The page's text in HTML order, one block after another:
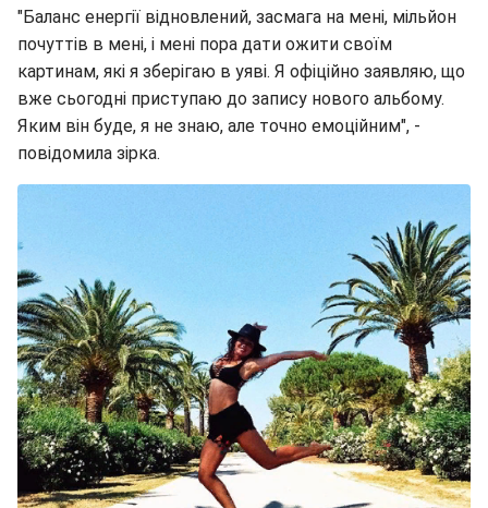
"Баланс енергії відновлений, засмага на мені, мільйон
почуттів в мені, і мені пора дати ожити своїм
картинам, які я зберігаю в уяві. Я офіційно заявляю, що
вже сьогодні приступаю до запису нового альбому.
Яким він буде, я не знаю, але точно емоційним", -
повідомила зірка.